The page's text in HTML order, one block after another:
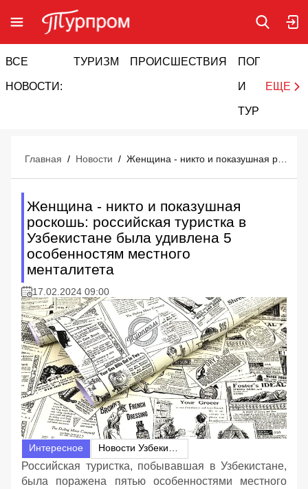
ВСЕ
НОВОСТИ:
ТУРИЗМ ПРОИСШЕСТВИЯ ПОГОДА
И
ТУРИЗМ
ЕЩЕ
Главная / Новости /
Женщина - никто и показушная
роскошь: российская туристка в
Узбекистане была удивлена 5
особенностям местного
менталитета
17.02.2024 09:00
Интересное
Российская туристка, побывавшая в Узбекистане,
была поражена пятью особенностями местного